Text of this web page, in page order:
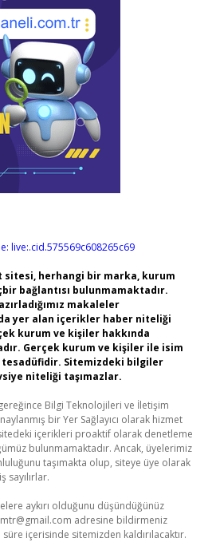
live:.cid.575569c608265c69
sitesi, herhangi bir marka, kurum
bağlantısı bulunmamaktadır.
makaleler
yer alan içerikler haber niteliği
kurum ve kişiler hakkında
Gerçek kurum ve kişiler ile isim
Sitemizdeki bilgiler
niteliği taşımazlar.
gereğince Bilgi Teknolojileri ve İletişim
bir Yer Sağlayıcı olarak hizmet
içerikleri proaktif olarak denetleme
bulunmamaktadır. Ancak, üyelerimiz
taşımakta olup, siteye üye olarak
sayılırlar.
aykırı olduğunu düşündüğünüz
adresine bildirmeniz
içerisinde sitemizden kaldırılacaktır.